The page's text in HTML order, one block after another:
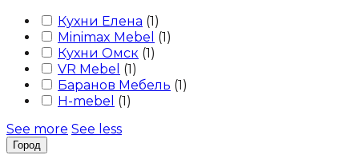
Кухни Елена (1)
Minimax Mebel (1)
Кухни Омск (1)
VR Mebel (1)
Баранов Мебель (1)
H-mebel (1)
See more See less
Город